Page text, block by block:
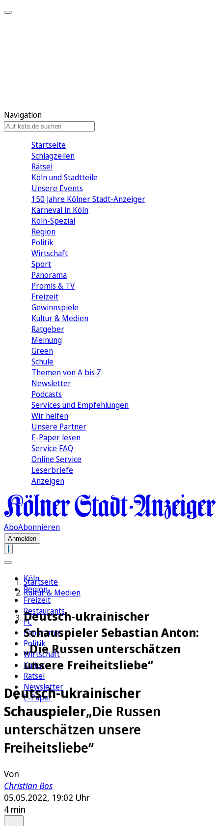
Navigation
Startseite
Schlagzeilen
Rätsel
Köln und Stadtteile
Unsere Events
150 Jahre Kölner Stadt-Anzeiger
Karneval in Köln
Köln-Spezial
Region
Politik
Wirtschaft
Sport
Panorama
Promis & TV
Freizeit
Gewinnspiele
Kultur & Medien
Ratgeber
Meinung
Green
Schule
Themen von A bis Z
Newsletter
Podcasts
Services und Empfehlungen
Wir helfen
Unsere Partner
E-Paper lesen
Service FAQ
Online Service
Leserbriefe
Anzeigen
AboAbonnieren
Anmelden
Köln
Region
Freizeit
Restaurants
FC
Panorama
Politik
Wirtschaft
Kultur
Rätsel
Newsletter
E-Paper
Startseite
Kultur & Medien
Deutsch-ukrainischer
Schauspieler Sebastian Anton:
„Die Russen unterschätzen
unsere Freiheitsliebe“
Deutsch-ukrainischer
Schauspieler„Die Russen
unterschätzen unsere
Freiheitsliebe“
Von
Christian Bos
05.05.2022, 19:02 Uhr
4 min